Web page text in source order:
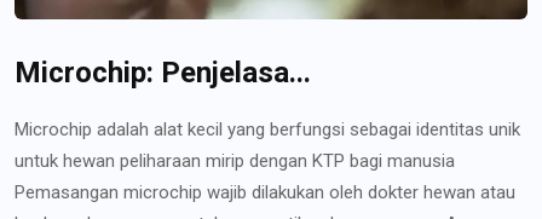
Microchip: Penjelasa...
Microchip adalah alat kecil yang berfungsi sebagai identitas unik
untuk hewan peliharaan mirip dengan KTP bagi manusia
Pemasangan microchip wajib dilakukan oleh dokter hewan atau